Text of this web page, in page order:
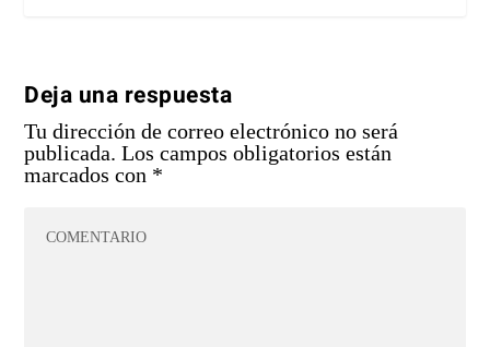
Deja una respuesta
Tu dirección de correo electrónico no será
publicada. Los campos obligatorios están
marcados con *